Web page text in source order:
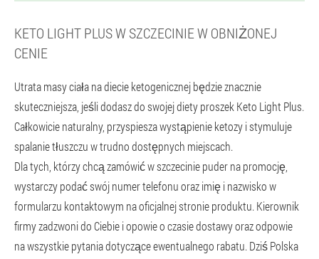
KETO LIGHT PLUS W SZCZECINIE W OBNIŻONEJ
CENIE
Utrata masy ciała na diecie ketogenicznej będzie znacznie
skuteczniejsza, jeśli dodasz do swojej diety proszek Keto Light Plus.
Całkowicie naturalny, przyspiesza wystąpienie ketozy i stymuluje
spalanie tłuszczu w trudno dostępnych miejscach.
Dla tych, którzy chcą zamówić w szczecinie puder na promocję,
wystarczy podać swój numer telefonu oraz imię i nazwisko w
formularzu kontaktowym na oficjalnej stronie produktu. Kierownik
firmy zadzwoni do Ciebie i opowie o czasie dostawy oraz odpowie
na wszystkie pytania dotyczące ewentualnego rabatu. Dziś Polska